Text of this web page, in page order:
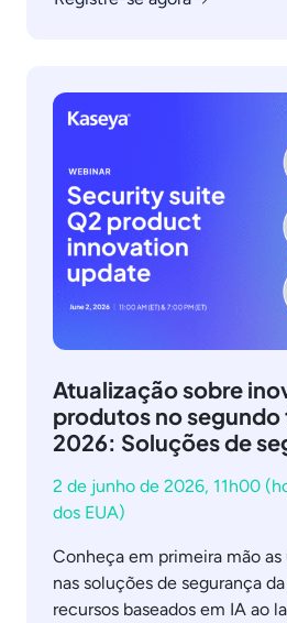
Atualização sobre
produtos no segundo
2026: Soluções de
2 de junho de 2026, 11h00
dos EUA)
Conheça em primeira mão
nas soluções de segurança
recursos baseados em IA ao